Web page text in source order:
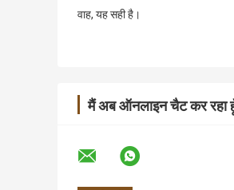
वाह, यह सही है।
मैं अब ऑनलाइन चैट कर रहा